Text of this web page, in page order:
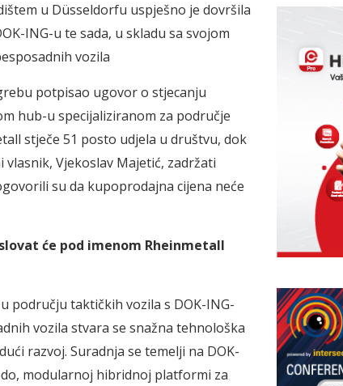
u Düsseldorfu uspješno je dovršila
ING-u te sada, u skladu sa svojom
vozila
potpisao ugovor o stjecanju
hub-u specijaliziranom za područje
stječe 51 posto udjela u društvu, dok
Vjekoslav Majetić, zadržati
su da kupoprodajna cijena neće
će pod imenom Rheinmetall
području taktičkih vozila s DOK-ING-
vozila stvara se snažna tehnološka
razvoj. Suradnja se temelji na DOK-
modularnoj hibridnoj platformi za